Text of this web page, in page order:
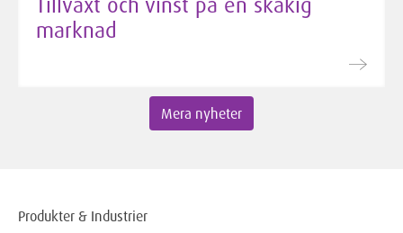
marknad
Mera nyheter
Produkter & Industrier